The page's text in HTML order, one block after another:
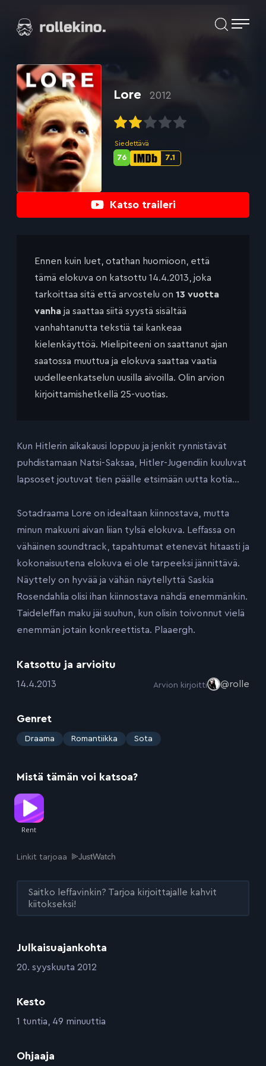
suoraan
Elokuvat ja elokuva-arviot | Rollekino.fi
jälkeen.
Katso traileri
Lore 2012
Siedettävä
IMDb-
7.1
Metascore-
76
Julkaisuajankohta
:20. syyskuuta 2012
Kesto
:1 tuntia, 49 minuuttia
Ohjaaja
Ennen kuin luet, otathan huomioon, että
tämä elokuva on katsottu 14.4.2013, joka
tarkoittaa sitä että arvostelu on 13 vuotta
vanha ja saattaa siitä syystä sisältää
vanhahtanutta tekstiä tai kankeaa
kielenkäyttöä. Mielipiteeni on saattanut ajan
saatossa muuttua ja elokuva saattaa vaatia
uudelleenkatselun uusilla aivoilla. Olin arvion
kirjoittamishetkellä 25-vuotias.
Kun Hitlerin aikakausi loppuu ja jenkit rynnistävät
puhdistamaan Natsi-Saksaa, Hitler-Jugendiin kuuluvat
lapsoset joutuvat tien päälle etsimään uutta kotia…
Sotadraama Lore on idealtaan kiinnostava, mutta
minun makuuni aivan liian tylsä elokuva. Leffassa on
vähäinen soundtrack, tapahtumat etenevät hitaasti ja
kokonaisuutena elokuva ei ole tarpeeksi jännittävä.
Näyttely on hyvää ja vähän näytellyttä Saskia
Rosendahlia olisi ihan kiinnostava nähdä enemmänkin.
Taideleffan maku jäi suuhun, kun olisin toivonnut vielä
enemmän jotain konkreettista. Plaaergh.
Katsottu ja arvioitu
:14.4.2013 Arvion kirjoitti @rolle
Genret
: Draama Romantiikka Sota
Mistä tämän voi katsoa?
Linkit tarjoaa
Saitko leffavinkin? Tarjoa kirjoittajalle kahvit
kiitokseksi!